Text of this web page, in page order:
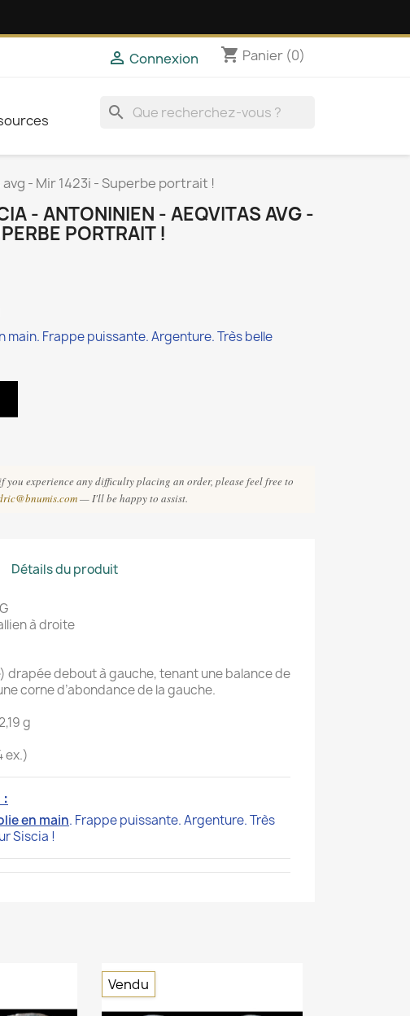
 Connexion shopping_cart Panier (0)
search
- Mir 1423i - Superbe portrait !
- ANTONINIEN - AEQVITAS AVG -
PORTRAIT !
main. Frappe puissante. Argenture. Très belle
you experience any difficulty placing an order, please feel free to
— I'll be happy to assist.
Détails du produit
à droite
drapée debout à gauche, tenant une balance de
corne d’abondance de la gauche.
g
ex.)
en main. Frappe puissante. Argenture. Très
Siscia !
Vendu